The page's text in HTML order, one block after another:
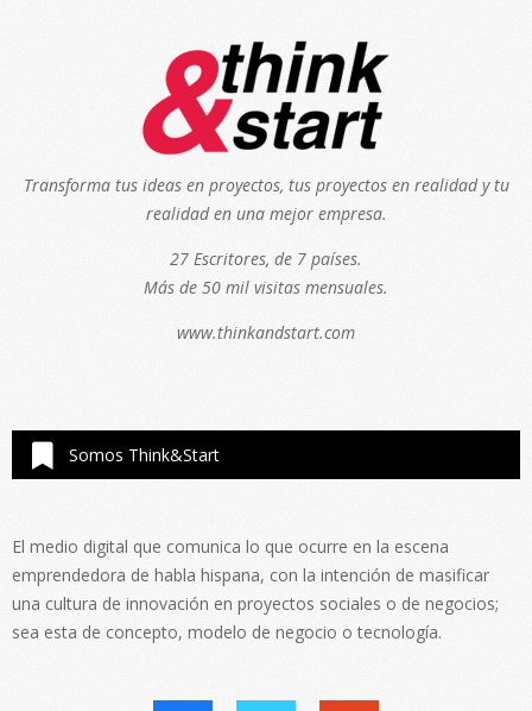
Transforma tus ideas en proyectos, tus proyectos en realidad y tu
realidad en una mejor empresa.
27 Escritores, de 7 países.
Más de 50 mil visitas mensuales.
www.thinkandstart.com
Somos Think&Start
El medio digital que comunica lo que ocurre en la escena
emprendedora de habla hispana, con la intención de masificar
una cultura de innovación en proyectos sociales o de negocios;
sea esta de concepto, modelo de negocio o tecnología.